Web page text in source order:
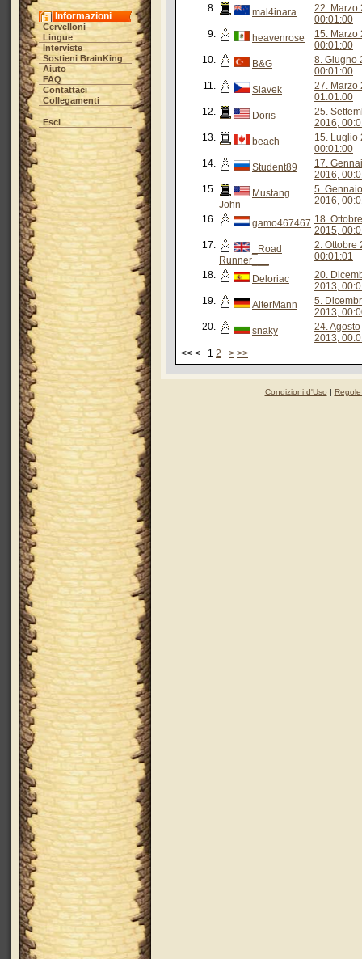
Informazioni
Cervelloni
Lingue
Interviste
Sostieni BrainKing
Aiuto
FAQ
Contattaci
Collegamenti
Esci
8.
mal4inara
22. Marzo
00:01:00
9.
heavenrose
15. Marzo
00:01:00
10.
B&G
8. Giugno
00:01:00
11.
Slavek
27. Marzo
01:01:00
12.
Doris
25.
2016,
13.
beach
15. Luglio
00:01:00
14.
Student89
17.
2016,
15.
Mustang
John
5. Gennaio
2016,
16.
gamo467467 18. Ottobre
2015,
17.
_Road
Runner___
2. Ottobre
00:01:01
18.
Deloriac
20.
2013,
19.
AlterMann
5.
2013,
20.
snaky
24. Agosto
2013,
<< < 1 2 > >>
Condizioni d'Uso |